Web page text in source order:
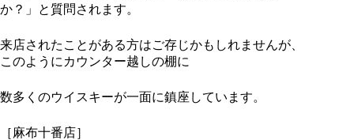
か？」と質問されます。
来店されたことがある方はご存じかもしれませんが、
このようにカウンター越しの棚に
数多くのウイスキーが一面に鎮座しています。
［麻布十番店］